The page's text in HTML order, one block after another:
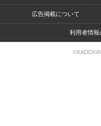
広告掲載について
利用者情報